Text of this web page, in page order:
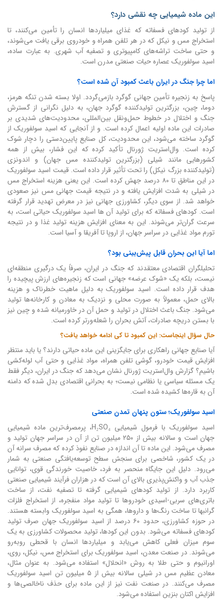
این ماده شیمیایی چه نقشی دارد؟
از تولید کودهای فسفاته که غذای میلیاردها انسان را تأمین می‌کنند، تا
استخراج مس و نیکل که در هر تلفن همراه و خودروی برقی یافت می‌شوند،
و حتی ساخت تراشه‌های کامپیوتری و تصفیه آب شهری. به عبارت ساده،
اسید سولفوریک عصاره حیات صنعتی مدرن است.
اما چرا جنگ در ایران باعث کمبود آن شده است؟
پاسخ به زنجیره تأمین جهانی گوگرد بازمی‌گردد. اولا بسته شدن تنگه هرمز،
دوما، چین، بزرگترین تولیدکننده گوگرد جهان، به دلیل نگرانی از گسترش
جنگ و اختلال در خطوط حمل‌ونقل بین‌المللی، محدودیت‌های شدیدی بر
صادرات این ماده اولیه اعمال کرده است. و از آنجایی که اسید سولفوریک از
گوگرد ساخته می‌شود، این محدودیت، کل صنایع پایین‌دستی را دچار شوک
کرده است. وال‌استریت ژورنال تأکید کرده که این فشار، بیش از همه
کشورهایی مانند شیلی (بزرگترین تولیدکننده مس جهان) و اندونزی
(تولیدکننده بزرگ نیکل) را تحت تأثیر قرار داده است. قیمت اسید سولفوریک
در این مناطق تا ۸۰ درصد جهش کرده است. این یعنی هزینه استخراج مس
در شیلی به شدت افزایش یافته و در نتیجه قیمت جهانی مس نیز صعودی
خواهد شد. از سوی دیگر، کشاورزی جهانی نیز در معرض تهدید قرار گرفته
است. کودهای فسفاته که برای تولید آن ها اسید سولفوریک حیاتی است، به
سرعت گران‌تر می‌شوند. این به معنای افزایش هزینه تولید غذا و در نتیجه
تورم مواد غذایی در سراسر جهان، از اروپا تا آفریقا و آسیا است.
اما آیا این بحران قابل پیش‌بینی بود؟
تحلیلگران اقتصادی معتقدند که جنگ در ایران، صرفاً یک درگیری منطقه‌ای
نیست، بلکه یک «شوک عرضه» جهانی است که زنجیره‌های ارزش پیچیده را
هدف قرار داده است. اسید سولفوریک به دلیل ماهیت خطرناک و هزینه
بالای حمل، معمولاً به صورت محلی و نزدیک به معادن و کارخانه‌ها تولید
می‌شود. جنگ باعث اختلال در تولید و حمل آن در خاورمیانه شده و چین نیز
با بستن دریچه صادرات، آتش بحران را شعله‌ورتر کرده است.
حال سؤال اینجاست: این کمبود تا کی ادامه خواهد یافت؟
آیا صنایع جهانی راهکاری برای جایگزینی این ماده حیاتی دارند؟ یا باید منتظر
افزایش قیمت خودرو، گوشی تلفن همراه، مواد غذایی و حتی آب لوله‌کشی
باشیم؟ گزارش وال‌استریت ژورنال نشان می‌دهد که جنگ در ایران، دیگر فقط
یک مسئله سیاسی یا نظامی نیست؛ به بحرانی اقتصادی بدل شده که دامنه
آن به قاره‌ها کشیده شده است.
اسید سولفوریک؛ ستون پنهان تمدن صنعتی
اسید سولفوریک با فرمول شیمیایی H₂SO₄، پرمصرف‌ترین ماده شیمیایی
جهان است و سالانه بیش از ۲۵۰ میلیون تن از آن در سراسر جهان تولید و
مصرف می‌شود. این ماده تا آن اندازه در صنایع نفوذ کرده که مصرف سرانه آن
در یک کشور، شاخصی برای سنجش سطح توسعه‌یافتگی صنعتی به شمار
می‌رود. دلیل این جایگاه منحصر به فرد، خاصیت خورندگی قوی، توانایی
جذب آب و واکنش‌پذیری بالای آن است که در هزاران فرآیند شیمیایی صنعتی
کاربرد دارد. از تولید کودهای شیمیایی گرفته تا تصفیه نفت، از ساخت
باتری‌های سربی-اسیدی خودروها تا تولید مواد منفجره، از استخراج فلزات
گرانبها تا ساخت رنگ‌ها و داروها، همگی به اسید سولفوریک وابسته هستند.
در حوزه کشاورزی، حدود ۶۰ درصد از اسید سولفوریک جهان صرف تولید
کودهای فسفاته می‌شود. بدون این کودها، تولید محصولات کشاورزی به یک
سوم میزان فعلی کاهش می‌یابد و میلیاردها انسان با قحطی روبه‌رو
می‌شوند. در صنعت معدن، اسید سولفوریک برای استخراج مس، نیکل، روی،
اورانیوم و حتی طلا به روش «انحلال» استفاده می‌شود. به عنوان مثال،
معادن عظیم مس در شیلی سالانه بیش از ۵ میلیون تن اسید سولفوریک
مصرف می‌کنند. در صنعت نفت نیز از این ماده برای حذف ناخالصی‌ها و
افزایش اکتان بنزین استفاده می‌شود.